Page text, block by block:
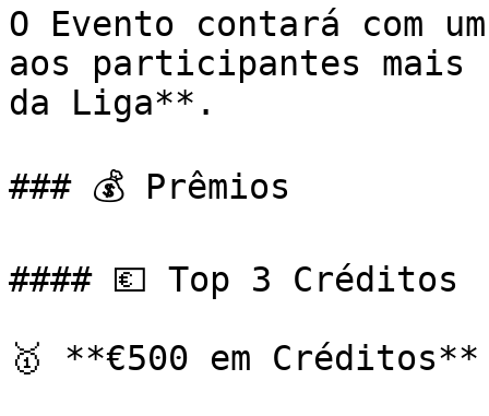
O Evento contará com
aos participantes mais
da Liga**.
### 💰 Prêmios
#### 💶 Top 3 Créditos
🥇 **€500 em Créditos**